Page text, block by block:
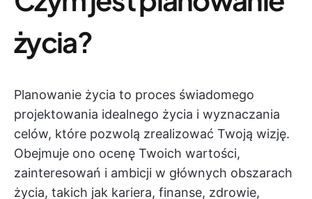
życia?
Planowanie życia to proces świadomego
projektowania idealnego życia i wyznaczania
celów, które pozwolą zrealizować Twoją wizję.
Obejmuje ono ocenę Twoich wartości,
zainteresowań i ambicji w głównych obszarach
życia, takich jak kariera, finanse, zdrowie,